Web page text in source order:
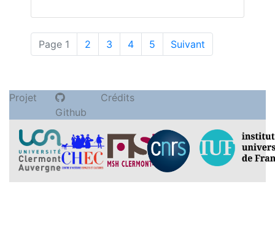
Page 1 (actuelle)
2 3 4 5 Suivant
Projet
Github
Crédits